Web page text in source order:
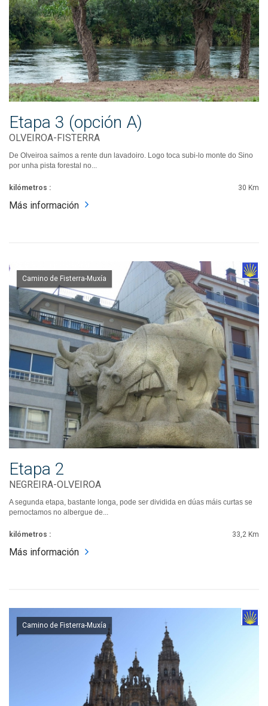
Etapa 3 (opción A)
OLVEIROA-FISTERRA
De Olveiroa saímos a rente dun lavadoiro. Logo toca subi-lo monte do Sino
por unha pista forestal no...
kilómetros : 30 Km
Más información
Camino de Fisterra-Muxía
Etapa 2
NEGREIRA-OLVEIROA
A segunda etapa, bastante longa, pode ser dividida en dúas máis curtas se
pernoctamos no albergue de...
kilómetros : 33,2 Km
Más información
Camino de Fisterra-Muxía